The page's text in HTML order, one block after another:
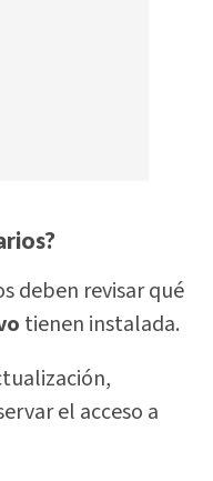
deben revisar qué
tienen instalada.
el acceso a